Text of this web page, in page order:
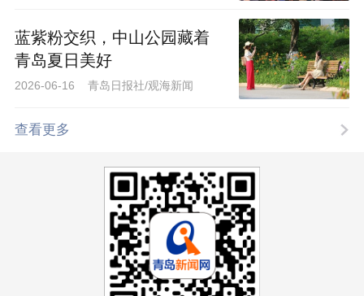
蓝紫粉交织，中山公园藏着
青岛夏日美好
2026-06-16 青岛日报社/观海新闻
查看更多